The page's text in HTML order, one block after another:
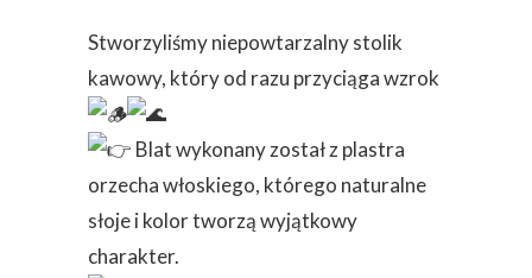
Stworzyliśmy niepowtarzalny stolik
kawowy, który od razu przyciąga wzrok
Blat wykonany został z plastra
orzecha włoskiego, którego naturalne
słoje i kolor tworzą wyjątkowy
charakter.